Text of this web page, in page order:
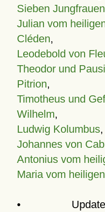
Sieben Jungfrauen
Julian vom
Cléden,
Leodebold von
Theodor und
Pitrion,
Timotheus und
Wilhelm,
Ludwig Kolumbus,
Johannes von
Antonius vom
Maria vom
•